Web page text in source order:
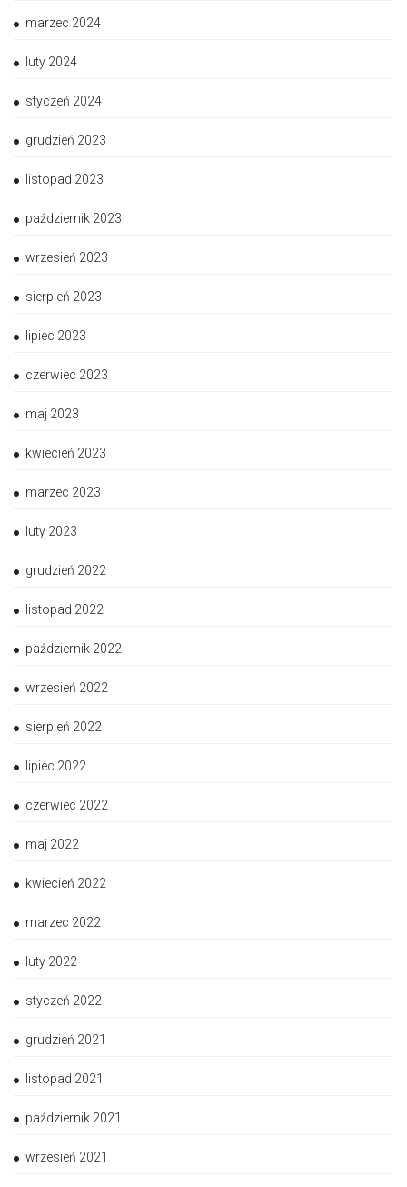
marzec 2024
luty 2024
styczeń 2024
grudzień 2023
listopad 2023
październik 2023
wrzesień 2023
sierpień 2023
lipiec 2023
czerwiec 2023
maj 2023
kwiecień 2023
marzec 2023
luty 2023
grudzień 2022
listopad 2022
październik 2022
wrzesień 2022
sierpień 2022
lipiec 2022
czerwiec 2022
maj 2022
kwiecień 2022
marzec 2022
luty 2022
styczeń 2022
grudzień 2021
listopad 2021
październik 2021
wrzesień 2021